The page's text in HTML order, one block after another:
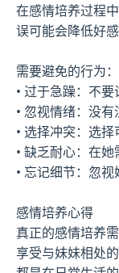
在感情培养过程
误可能会降低好
需要避免的行为：
• 过于急躁：不
• 忽视情绪：没
• 选择冲突：选
• 缺乏耐心：在
• 忘记细节：忽
感情培养心得
真正的感情培养
享受与妹妹相处